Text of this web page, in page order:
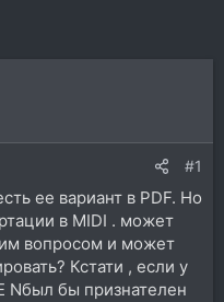
#1
ее вариант в PDF. Но
в MIDI . может
вопросом и может
Кстати , если у
Nбыл бы признателен